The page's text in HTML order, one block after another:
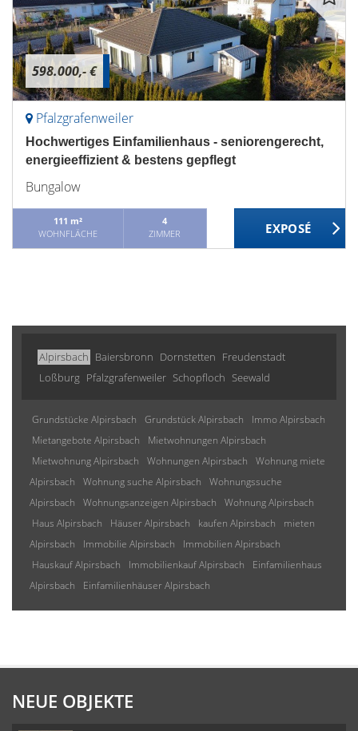
598.000,- €
Pfalzgrafenweiler
Hochwertiges Einfamilienhaus - seniorengerecht,
energieeffizient & bestens gepflegt
Bungalow
111 m²
WOHNFLÄCHE
4
ZIMMER
Alpirsbach Baiersbronn Dornstetten Freudenstadt
Loßburg Pfalzgrafenweiler Schopfloch Seewald
Grundstücke Alpirsbach Grundstück Alpirsbach
Immo Alpirsbach
Mietangebote Alpirsbach
Mietwohnungen Alpirsbach
Mietwohnung Alpirsbach
Wohnungen Alpirsbach
Wohnung miete
Alpirsbach
Wohnung suche Alpirsbach
Wohnungssuche
Alpirsbach
Wohnungsanzeigen Alpirsbach
Wohnung Alpirsbach
Haus Alpirsbach
Häuser Alpirsbach kaufen Alpirsbach
mieten
Alpirsbach
Immobilie Alpirsbach
Immobilien Alpirsbach
Hauskauf Alpirsbach
Immobilienkauf Alpirsbach
Einfamilienhaus
Alpirsbach
Einfamilienhäuser Alpirsbach
NEUE OBJEKTE